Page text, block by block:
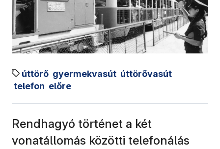
úttörő gyermekvasút úttörővasút
telefon előre
Rendhagyó történet a két
vonatállomás közötti telefonálás